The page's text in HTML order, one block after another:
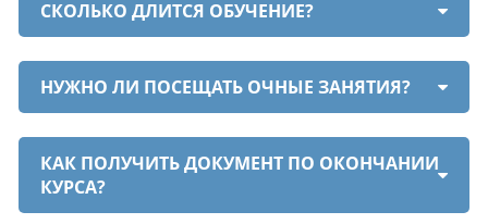
СКОЛЬКО ДЛИТСЯ ОБУЧЕНИЕ?
НУЖНО ЛИ ПОСЕЩАТЬ ОЧНЫЕ ЗАНЯТИЯ?
КАК ПОЛУЧИТЬ ДОКУМЕНТ ПО ОКОНЧАНИИ
КУРСА?